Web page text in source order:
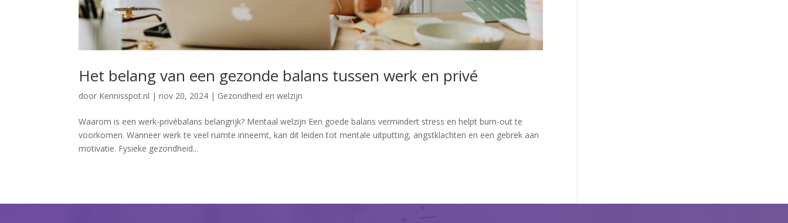
Het belang van een gezonde balans tussen werk en privé
door Kennisspot.nl |nov 20, 2024 | Gezondheid en welzijn
Waarom is een werk-privébalans belangrijk? Mentaal welzijn Een goede balans vermindert stress en helpt burn-out te
voorkomen. Wanneer werk te veel ruimte inneemt, kan dit leiden tot mentale uitputting, angstklachten en een gebrek aan
motivatie. Fysieke gezondheid...